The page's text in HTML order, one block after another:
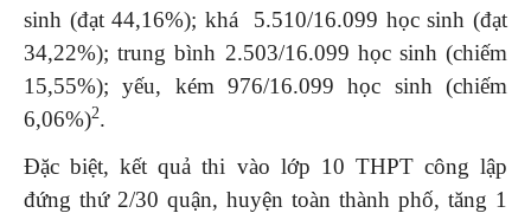
sinh (đạt 44,16%); khá 5.510/16.099 học sinh (đạt
34,22%); trung bình 2.503/16.099 học sinh (chiếm
15,55%); yếu, kém 976/16.099 học sinh (chiếm
6,06%)2.
Đặc biệt, kết quả thi vào lớp 10 THPT công lập
đứng thứ 2/30 quận, huyện toàn thành phố, tăng 1